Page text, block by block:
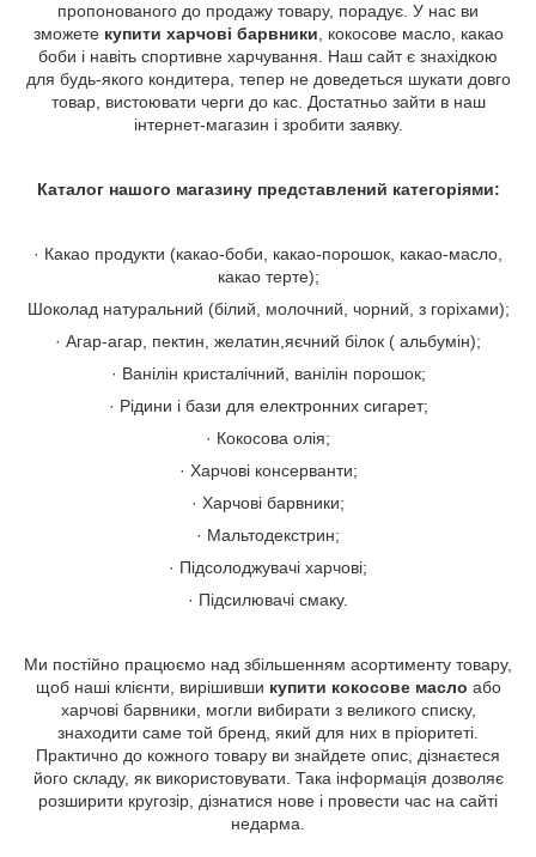
пропонованого до продажу товару, порадує. У нас ви
зможете купити харчові барвники , кокосове масло, какао
боби і навіть спортивне харчування. Наш сайт є знахідкою
для будь-якого кондитера, тепер не доведеться шукати довго
товар, вистоювати черги до кас. Достатньо зайти в наш
інтернет-магазин і зробити заявку.
Каталог нашого магазину представлений категоріями:
· Какао продукти (какао-боби, какао-порошок, какао-масло,
какао терте);
Шоколад натуральний (білий, молочний, чорний, з горіхами);
· Агар-агар, пектин, желатин,яєчний білок ( альбумін);
· Ванілін кристалічний, ванілін порошок;
· Рідини і бази для електронних сигарет;
· Кокосова олія;
· Харчові консерванти;
· Харчові барвники;
· Мальтодекстрин;
· Підсолоджувачі харчові;
· Підсилювачі смаку.
Ми постійно працюємо над збільшенням асортименту товару,
щоб наші клієнти, вирішивши купити кокосове масло або
харчові барвники, могли вибирати з великого списку,
знаходити саме той бренд, який для них в пріоритеті.
Практично до кожного товару ви знайдете опис, дізнаєтеся
його складу, як використовувати. Така інформація дозволяє
розширити кругозір, дізнатися нове і провести час на сайті
недарма.